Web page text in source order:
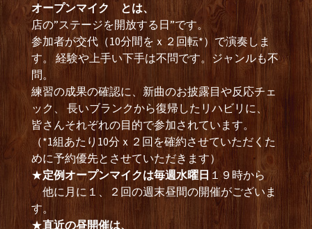
オープンマイク とは、
店の”ステージを開放する日”です。
参加者が交代（10分間をｘ２回転*）で演奏しま
す。 経験や上手い下手は不問です。ジャンルも不
問。
練習の成果の確認に、新曲のお披露目や反応チェ
ック、 長いブランクから復帰したリハビリに、
皆さんそれぞれの目的で参加されています。
（*1組あたり10分ｘ２回を確約させていただくた
めに予約優先とさせていただきます）
★定例オープンマイクは毎週水曜日 １９時から
他に月に１、２回の週末昼間の開催がございま
す。
★直近の昼開催は、